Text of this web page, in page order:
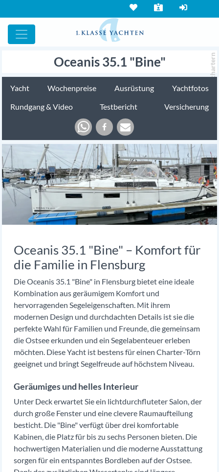
Oceanis 35.1 "Bine" chartern
Yacht Wochenpreise Ausrüstung
Yachtfotos
Rundgang & Video
Testbericht Versicherung
Oceanis 35.1 "Bine" – Komfort für
die Familie in Flensburg
Die Oceanis 35.1 "Bine" in Flensburg bietet eine ideale
Kombination aus geräumigem Komfort und
hervorragenden Segeleigenschaften. Mit ihrem
modernen Design und durchdachten Details ist sie die
perfekte Wahl für Familien und Freunde, die gemeinsam
die Ostsee erkunden und ein Segelabenteuer erleben
möchten. Diese Yacht ist bestens für einen Charter-Törn
geeignet und bringt Segelfreude auf höchstem Niveau.
Geräumiges und helles Interieur
Unter Deck erwartet Sie ein lichtdurchfluteter Salon, der
durch große Fenster und eine clevere Raumaufteilung
besticht. Die "Bine" verfügt über drei komfortable
Kabinen, die Platz für bis zu sechs Personen bieten. Die
hochwertigen Materialien und die moderne Ausstattung
sorgen für ein entspanntes Bordleben auf der Ostsee.